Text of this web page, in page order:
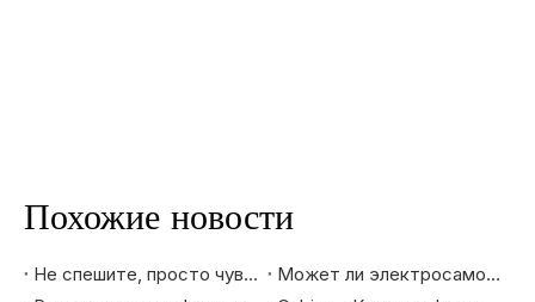
Похожие новости
Не спешите, просто чувствуйте дорогу |CYBIC подарит вам новый опыт катания.
Может ли электросамокат стать подарком родителям?